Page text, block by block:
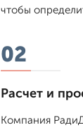
чтобы
02
Расчет и
Компания